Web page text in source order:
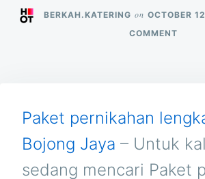
BERKAH.KATERING on OCTOBER
COMMENTON
JAYA
JAWA
Paket pernikahan
Bojong Jaya – Untuk
sedang mencari Paket